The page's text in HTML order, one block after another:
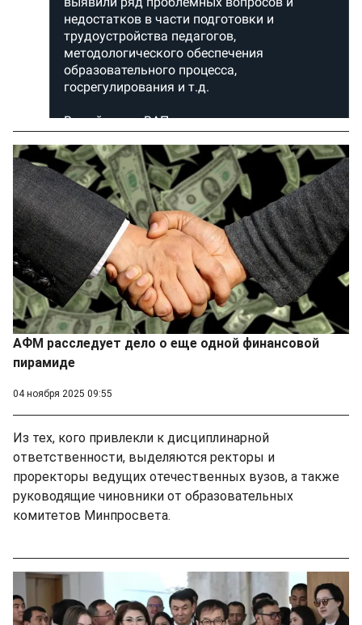
АФМ расследует дело о еще одной финансовой
пирамиде
04 ноября 2025 09:55
Из тех, кого привлекли к дисциплинарной
ответственности, выделяются ректоры и
проректоры ведущих отечественных вузов, а также
руководящие чиновники от образовательных
комитетов Минпросвета.